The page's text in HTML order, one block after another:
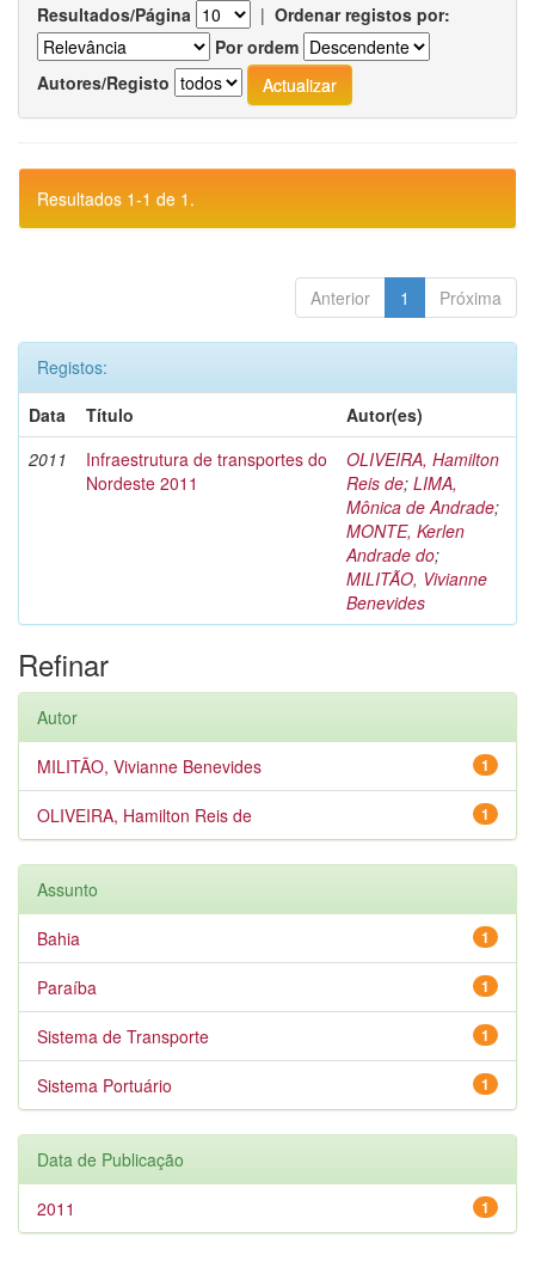
Resultados/Página | Ordenar registos por:
Por ordem
Autores/Registo
Resultados 1-1 de 1.
Anterior 1 Próxima
Registos:
Data
Título
Autor(es)
2011
Infraestrutura de transportes do
Nordeste 2011
OLIVEIRA, Hamilton
Reis de; LIMA,
Mônica de Andrade;
MONTE, Kerlen
Andrade do;
MILITÃO, Vivianne
Benevides
Refinar
Autor
1
MILITÃO, Vivianne Benevides
1
OLIVEIRA, Hamilton Reis de
Assunto
1
Bahia
1
Paraíba
1
Sistema de Transporte
1
Sistema Portuário
Data de Publicação
1
2011